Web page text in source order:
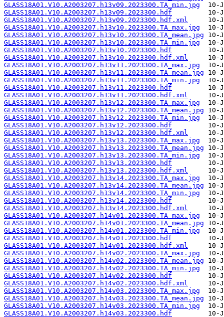
GLASS18A01.V10.A2003207.h13v09.2023300.TA_min.jpg
GLASS18A01.V10.A2003207.h13v09.2023300.hdf
GLASS18A01.V10.A2003207.h13v09.2023300.hdf.xml
GLASS18A01.V10.A2003207.h13v10.2023300.TA_max.jpg
GLASS18A01.V10.A2003207.h13v10.2023300.TA_mean.jpg
GLASS18A01.V10.A2003207.h13v10.2023300.TA_min.jpg
GLASS18A01.V10.A2003207.h13v10.2023300.hdf
GLASS18A01.V10.A2003207.h13v10.2023300.hdf.xml
GLASS18A01.V10.A2003207.h13v11.2023300.TA_max.jpg
GLASS18A01.V10.A2003207.h13v11.2023300.TA_mean.jpg
GLASS18A01.V10.A2003207.h13v11.2023300.TA_min.jpg
GLASS18A01.V10.A2003207.h13v11.2023300.hdf
GLASS18A01.V10.A2003207.h13v11.2023300.hdf.xml
GLASS18A01.V10.A2003207.h13v12.2023300.TA_max.jpg
GLASS18A01.V10.A2003207.h13v12.2023300.TA_mean.jpg
GLASS18A01.V10.A2003207.h13v12.2023300.TA_min.jpg
GLASS18A01.V10.A2003207.h13v12.2023300.hdf
GLASS18A01.V10.A2003207.h13v12.2023300.hdf.xml
GLASS18A01.V10.A2003207.h13v13.2023300.TA_max.jpg
GLASS18A01.V10.A2003207.h13v13.2023300.TA_mean.jpg
GLASS18A01.V10.A2003207.h13v13.2023300.TA_min.jpg
GLASS18A01.V10.A2003207.h13v13.2023300.hdf
GLASS18A01.V10.A2003207.h13v13.2023300.hdf.xml
GLASS18A01.V10.A2003207.h13v14.2023300.TA_max.jpg
GLASS18A01.V10.A2003207.h13v14.2023300.TA_mean.jpg
GLASS18A01.V10.A2003207.h13v14.2023300.TA_min.jpg
GLASS18A01.V10.A2003207.h13v14.2023300.hdf
GLASS18A01.V10.A2003207.h13v14.2023300.hdf.xml
GLASS18A01.V10.A2003207.h14v01.2023300.TA_max.jpg
GLASS18A01.V10.A2003207.h14v01.2023300.TA_mean.jpg
GLASS18A01.V10.A2003207.h14v01.2023300.TA_min.jpg
GLASS18A01.V10.A2003207.h14v01.2023300.hdf
GLASS18A01.V10.A2003207.h14v01.2023300.hdf.xml
GLASS18A01.V10.A2003207.h14v02.2023300.TA_max.jpg
GLASS18A01.V10.A2003207.h14v02.2023300.TA_mean.jpg
GLASS18A01.V10.A2003207.h14v02.2023300.TA_min.jpg
GLASS18A01.V10.A2003207.h14v02.2023300.hdf
GLASS18A01.V10.A2003207.h14v02.2023300.hdf.xml
GLASS18A01.V10.A2003207.h14v03.2023300.TA_max.jpg
GLASS18A01.V10.A2003207.h14v03.2023300.TA_mean.jpg
GLASS18A01.V10.A2003207.h14v03.2023300.TA_min.jpg
GLASS18A01.V10.A2003207.h14v03.2023300.hdf